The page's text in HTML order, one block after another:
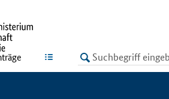
LISTE